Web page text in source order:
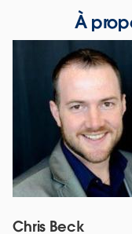
À
Chris Beck